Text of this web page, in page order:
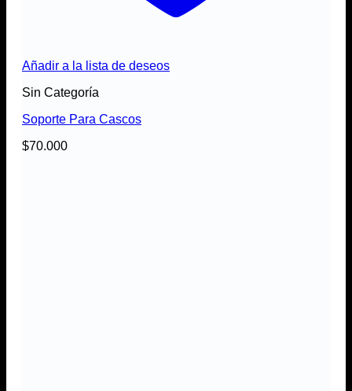
Añadir a la lista de deseos
Sin Categoría
Soporte Para Cascos
$70.000